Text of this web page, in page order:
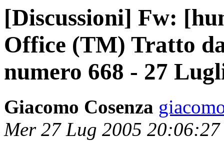
[Discussioni] Fw:
Office (TM) Tratto
numero 668 - 27
Giacomo Cosenza
Mer 27 Lug 2005 20:06:27